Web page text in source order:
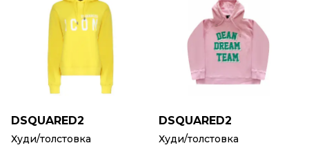
DSQUARED2
Худи/толстовка
DSQUARED2
Худи/толстовка